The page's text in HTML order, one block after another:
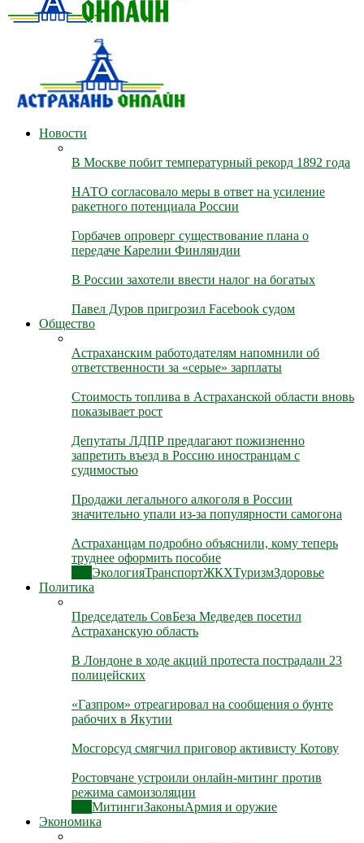
Новости
В Москве побит температурный рекорд 1892 года
НАТО согласовало меры в ответ на усиление
ракетного потенциала России
Горбачев опроверг существование плана о
передаче Карелии Финляндии
В России захотели ввести налог на богатых
Павел Дуров пригрозил Facebook судом
Общество
Астраханским работодателям напомнили об
ответственности за «серые» зарплаты
Стоимость топлива в Астраханской области вновь
показывает рост
Депутаты ЛДПР предлагают пожизненно
запретить въезд в Россию иностранцам с
судимостью
Продажи легального алкоголя в России
значительно упали из-за популярности самогона
Астраханцам подробно объяснили, кому теперь
труднее оформить пособие
ЭкологияТранспортЖКХТуризмЗдоровье
Политика
Председатель СовБеза Медведев посетил
Астраханскую область
В Лондоне в ходе акций протеста пострадали 23
полицейских
«Газпром» отреагировал на сообщения о бунте
рабочих в Якутии
Мосгорсуд смягчил приговор активисту Котову
Ростовчане устроили онлайн-митинг против
режима самоизоляции
МитингиЗаконыАрмия и оружие
Экономика